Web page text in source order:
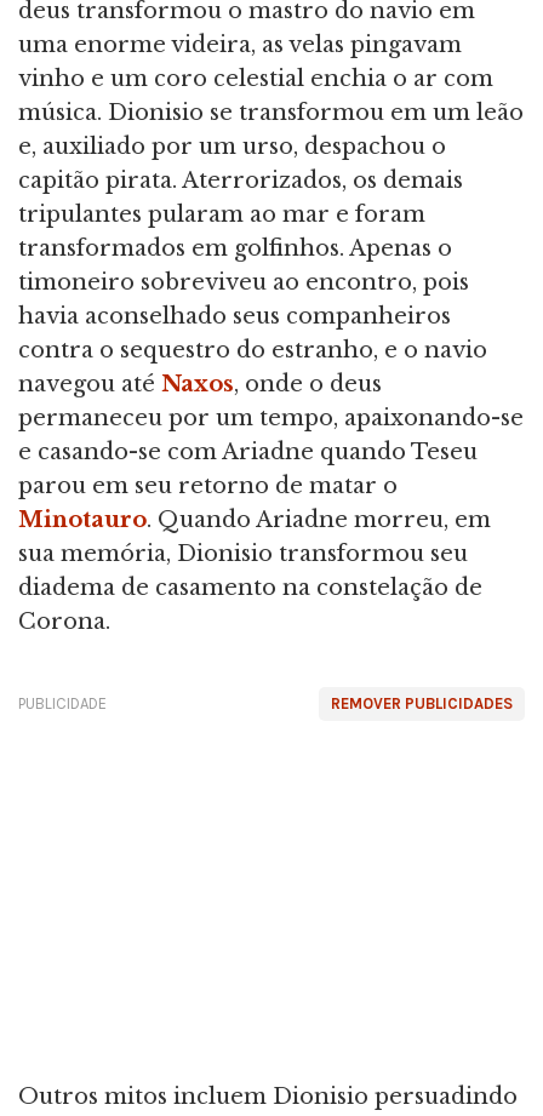
deus transformou o mastro do navio em
uma enorme videira, as velas pingavam
vinho e um coro celestial enchia o ar com
música. Dionisio se transformou em um leão
e, auxiliado por um urso, despachou o
capitão pirata. Aterrorizados, os demais
tripulantes pularam ao mar e foram
transformados em golfinhos. Apenas o
timoneiro sobreviveu ao encontro, pois
havia aconselhado seus companheiros
contra o sequestro do estranho, e o navio
navegou até Naxos, onde o deus
permaneceu por um tempo, apaixonando-se
e casando-se com Ariadne quando Teseu
parou em seu retorno de matar o
Minotauro. Quando Ariadne morreu, em
sua memória, Dionisio transformou seu
diadema de casamento na constelação de
Corona.
REMOVER PUBLICIDADES
PUBLICIDADE
Outros mitos incluem Dionisio persuadindo